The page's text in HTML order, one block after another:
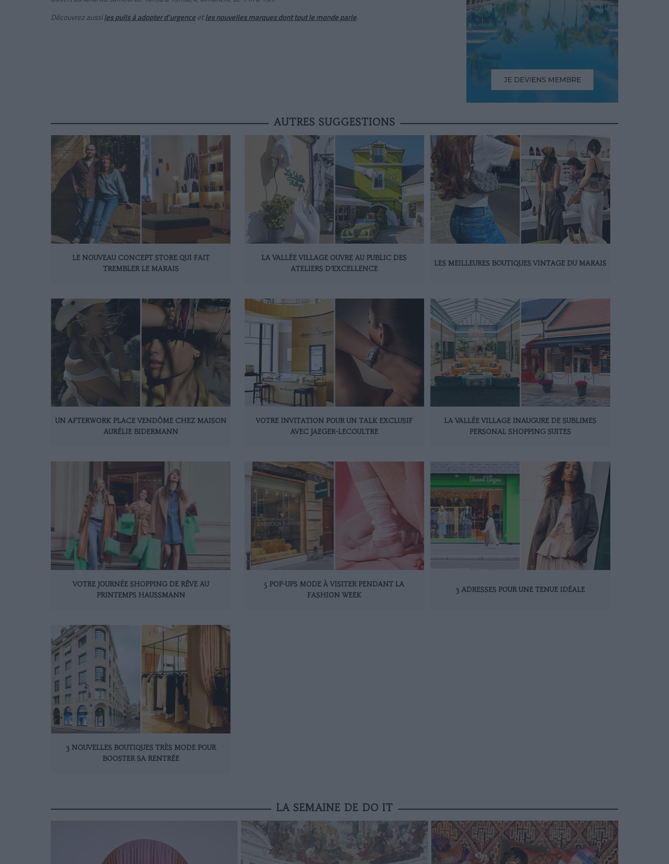
Découvrez aussiles pulls à adopter d’urgenceetles nouvelles marques dont tout le monde parle.
AUTRES SUGGESTIONS
LE NOUVEAU CONCEPT STORE QUI FAIT
TREMBLER LE MARAIS
LA VALLÉE VILLAGE OUVRE AU PUBLIC DES
ATELIERS D’EXCELLENCE
LES MEILLEURES BOUTIQUES VINTAGE DU MARAIS
UN AFTERWORK PLACE VENDÔME CHEZ MAISON
AURÉLIE BIDERMANN
VOTRE INVITATION POUR UN TALK EXCLUSIF
AVEC JAEGER-LECOULTRE
LA VALLÉE VILLAGE INAUGURE DE SUBLIMES
PERSONAL SHOPPING SUITES
VOTRE JOURNÉE SHOPPING DE RÊVE AU
PRINTEMPS HAUSSMANN
5 POP-UPS MODE À VISITER PENDANT LA
FASHION WEEK
3 ADRESSES POUR UNE TENUE IDÉALE
3 NOUVELLES BOUTIQUES TRÈS MODE POUR
BOOSTER SA RENTRÉE
LA SEMAINE DE DO IT